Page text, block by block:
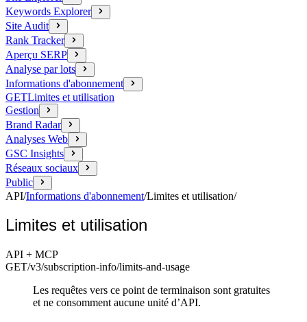
Keywords Explorer
Site Audit
Rank Tracker
Aperçu SERP
Analyse par lots
Informations d'abonnement
GETLimites et utilisation
Gestion
Brand Radar
Analyses Web
GSC Insights
Réseaux sociaux
Public
API/Informations d'abonnement/Limites et utilisation/
Limites et utilisation
API + MCP
GET/v3/subscription-info/limits-and-usage
Les requêtes vers ce point de terminaison sont gratuites
et ne consomment aucune unité d’API.